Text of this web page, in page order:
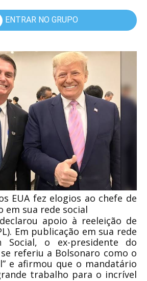
ENTRAR NO GRUPO
EUA fez elogios ao chefe de
em sua rede social
apoio à reeleição de
Em publicação em sua rede
Social, o ex-presidente do
referiu a Bolsonaro como o
e afirmou que o mandatário
trabalho para o incrível